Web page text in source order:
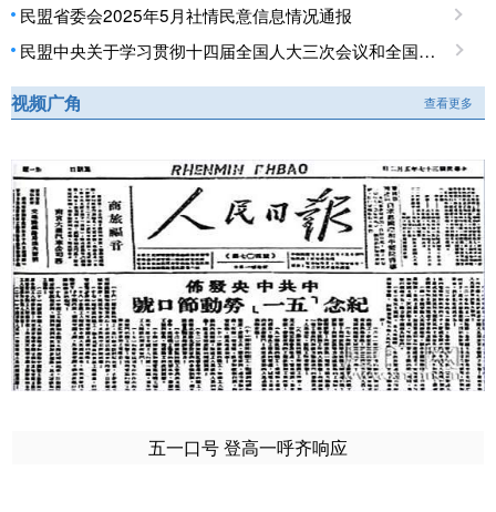
民盟省委会2025年5月社情民意信息情况通报
民盟中央关于学习贯彻十四届全国人大三次会议和全国政协十四届三次会议精神的决定
视频广角 查看更多
五一口号 登高一呼齐响应